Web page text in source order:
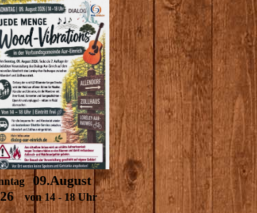
09.August
von 14 - 18 Uhr